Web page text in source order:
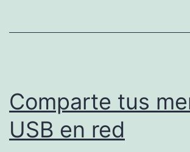
perdido
Comparte tus
USB en red